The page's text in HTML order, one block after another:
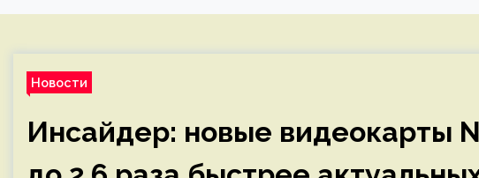
Новости
Инсайдер: новые видеокарты